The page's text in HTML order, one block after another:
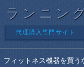
ランニン
代理購入専門サイト
フィットネス機器を買